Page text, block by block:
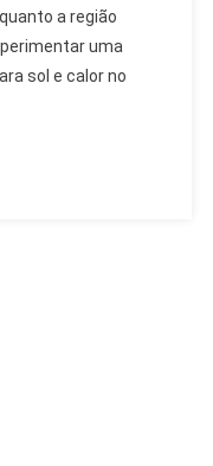
a região
uma
sol e calor no